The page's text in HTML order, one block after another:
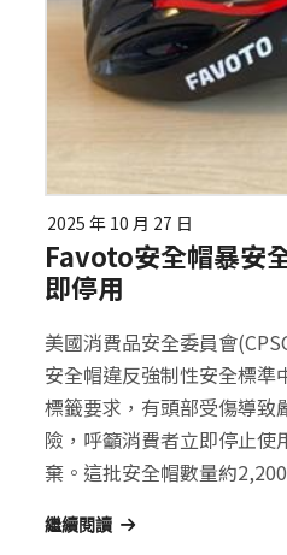
2025 年 10 月 27 日
Favoto安全帽暴安
即停用
美國消費品安全委員會
安全帽違反強制性安全標準
標籤要求，有頭部受傷導致
險，呼籲消費者立即停止使
棄。這批安全帽數量約
繼續閱讀